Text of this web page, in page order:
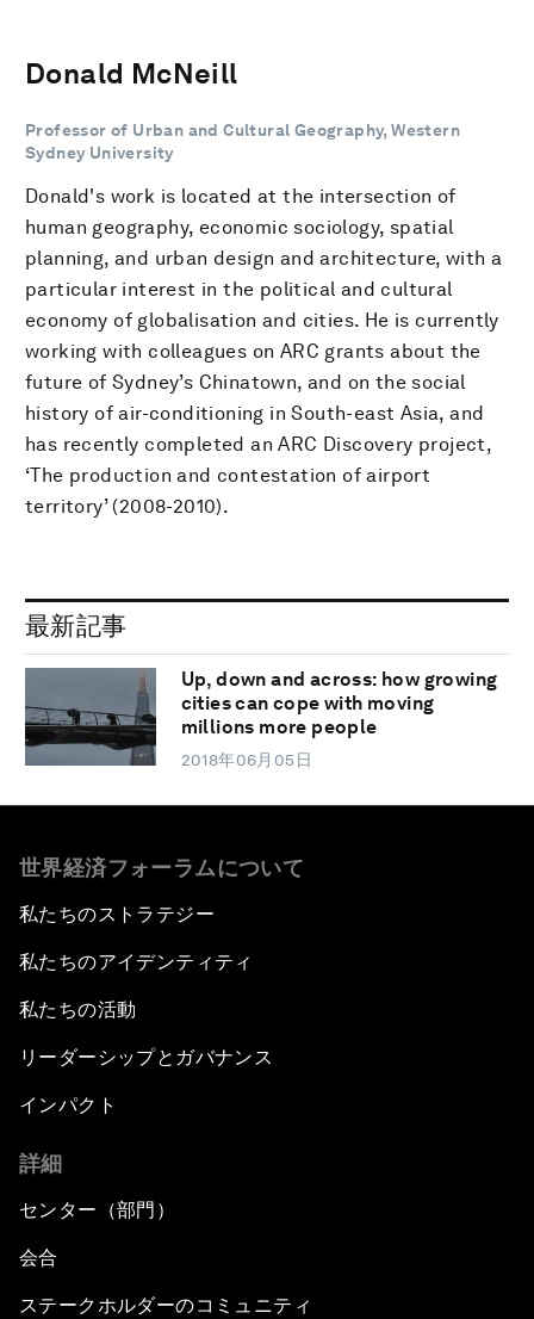
Donald McNeill
Professor of Urban and Cultural Geography, Western
Sydney University
Donald's work is located at the intersection of
human geography, economic sociology, spatial
planning, and urban design and architecture, with a
particular interest in the political and cultural
economy of globalisation and cities. He is currently
working with colleagues on ARC grants about the
future of Sydney’s Chinatown, and on the social
history of air-conditioning in South-east Asia, and
has recently completed an ARC Discovery project,
‘The production and contestation of airport
territory’ (2008-2010).
最新記事
Up, down and across: how growing
cities can cope with moving
millions more people
2018年06月05日
世界経済フォーラムについて
私たちのストラテジー
私たちのアイデンティティ
私たちの活動
リーダーシップとガバナンス
インパクト
詳細
センター（部門）
会合
ステークホルダーのコミュニティ